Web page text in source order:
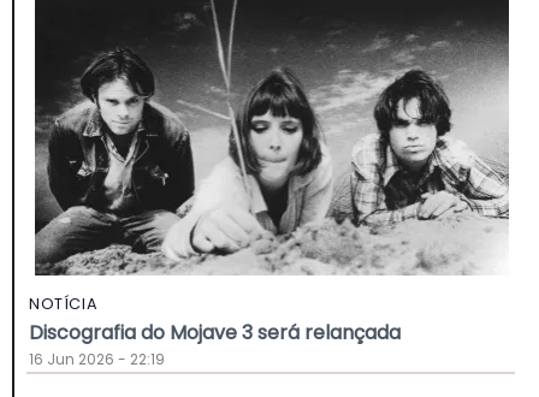
NOTÍCIA
Discografia do Mojave 3 será relançada
16 Jun 2026 - 22:19